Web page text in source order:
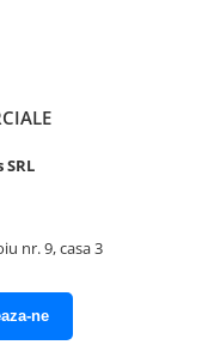
SRL
nr. 9, casa 3
ne